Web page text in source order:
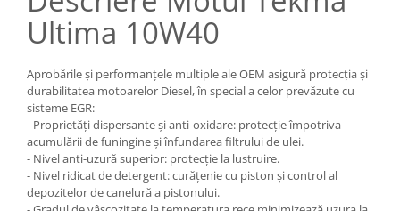
Ultima 10W40
Aprobările și performanțele multiple ale OEM asigură protecția și
durabilitatea motoarelor Diesel, în special a celor prevăzute cu
sisteme EGR:
- Proprietăți dispersante și anti-oxidare: protecție împotriva
acumulării de funingine și înfundarea filtrului de ulei.
- Nivel anti-uzură superior: protecție la lustruire.
- Nivel ridicat de detergent: curățenie cu piston și control al
depozitelor de canelură a pistonului.